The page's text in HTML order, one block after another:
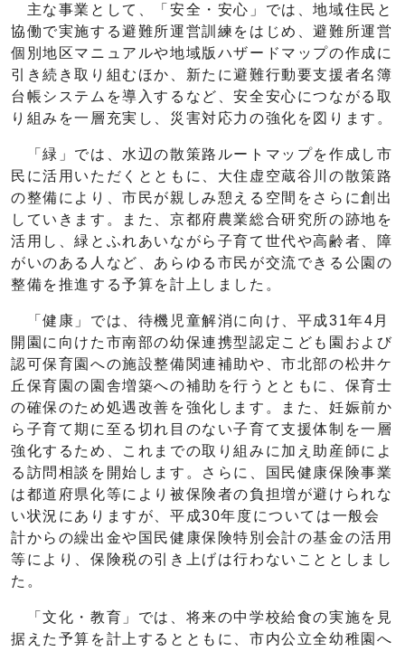
主な事業として、「安全・安心」では、地域住民と
協働で実施する避難所運営訓練をはじめ、避難所運営
個別地区マニュアルや地域版ハザードマップの作成に
引き続き取り組むほか、新たに避難行動要支援者名簿
台帳システムを導入するなど、安全安心につながる取
り組みを一層充実し、災害対応力の強化を図ります。
「緑」では、水辺の散策路ルートマップを作成し市
民に活用いただくとともに、大住虚空蔵谷川の散策路
の整備により、市民が親しみ憩える空間をさらに創出
していきます。また、京都府農業総合研究所の跡地を
活用し、緑とふれあいながら子育て世代や高齢者、障
がいのある人など、あらゆる市民が交流できる公園の
整備を推進する予算を計上しました。
「健康」では、待機児童解消に向け、平成31年4月
開園に向けた市南部の幼保連携型認定こども園および
認可保育園への施設整備関連補助や、市北部の松井ケ
丘保育園の園舎増築への補助を行うとともに、保育士
の確保のため処遇改善を強化します。また、妊娠前か
ら子育て期に至る切れ目のない子育て支援体制を一層
強化するため、これまでの取り組みに加え助産師によ
る訪問相談を開始します。さらに、国民健康保険事業
は都道府県化等により被保険者の負担増が避けられな
い状況にありますが、平成30年度については一般会
計からの繰出金や国民健康保険特別会計の基金の活用
等により、保険税の引き上げは行わないこととしまし
た。
「文化・教育」では、将来の中学校給食の実施を見
据えた予算を計上するとともに、市内公立全幼稚園へ